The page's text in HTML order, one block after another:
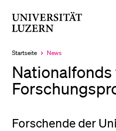
Startseite
Aktuell
ausgewählt
News
Forschende der
LETZTE SUCHEN
DIE UNI FÜR…
Schulklassen und
Studierende